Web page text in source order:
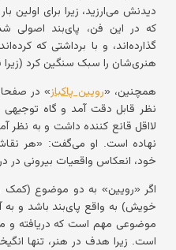
دیدنش می‌ارزید، زیرا برای اولین
که در این فن، پای‌بند اصولی
گذارده‌اند، و با برداشتی که
هنری‌شان را سبک سنگین کرد (زیرا
همچنین، «رویین پاکباز» در
نظر قابل دقت آمد و گاه
لااقل قانع کننده داشت و به نظر
نهاده است. او می‌گفت: «هر
خود، انعکاس واقعیات بیرونی
اگر «رویین» به دو موضوع (کمک
خویش) به واقع پای‌بند باشد و به
موضوعی مهم است که دریافته و
است. زیرا هدف در هنر، تنها